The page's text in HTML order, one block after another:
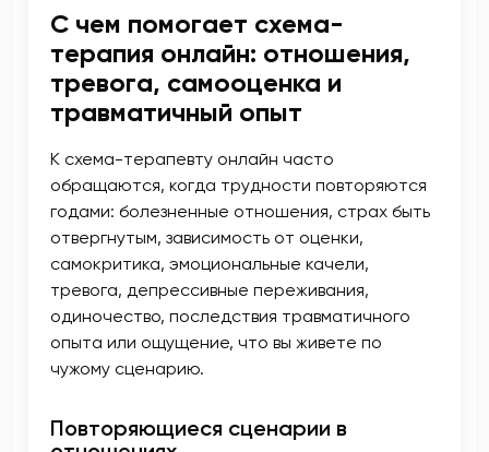
С чем помогает схема-
терапия онлайн: отношения,
тревога, самооценка и
травматичный опыт
К схема-терапевту онлайн часто
обращаются, когда трудности повторяются
годами: болезненные отношения, страх быть
отвергнутым, зависимость от оценки,
самокритика, эмоциональные качели,
тревога, депрессивные переживания,
одиночество, последствия травматичного
опыта или ощущение, что вы живете по
чужому сценарию.
Повторяющиеся сценарии в